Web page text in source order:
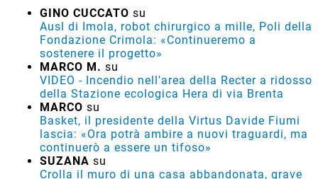
GINO CUCCATO su
Ausl di Imola, robot chirurgico a mille, Poli della
Fondazione Crimola: «Continueremo a
sostenere il progetto»
MARCO M. su
VIDEO - Incendio nell'area della Recter a ridosso
della Stazione ecologica Hera di via Brenta
MARCO su
Basket, il presidente della Virtus Davide Fiumi
lascia: «Ora potrà ambire a nuovi traguardi, ma
continuerò a essere un tifoso»
SUZANA su
Crolla il muro di una casa abbandonata, grave